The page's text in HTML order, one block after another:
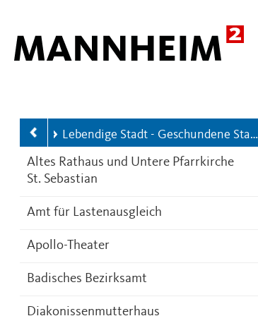
Lebendige Stadt - Geschundene Stadt - Moderne Großstadt
Altes Rathaus und Untere Pfarrkirche
St. Sebastian
Amt für Lastenausgleich
Apollo-Theater
Badisches Bezirksamt
Diakonissenmutterhaus